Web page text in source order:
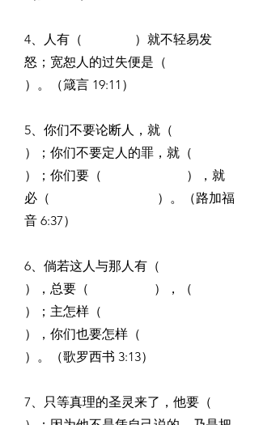
4、人有（                ）就不轻易发
怒；宽恕人的过失便是（
）。（箴言 19:11）
5、你们不要论断人，就（
）；你们不要定人的罪，就（
）；你们要（                          ），就
必（                                 ）。（路加福
音 6:37）
6、倘若这人与那人有（
），总要（                    ），（
）；主怎样（
），你们也要怎样（
）。（歌罗西书 3:13）
7、只等真理的圣灵来了，他要（